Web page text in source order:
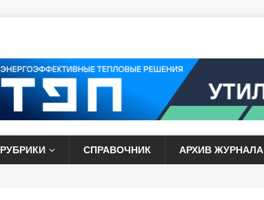
РУБРИКИ СПРАВОЧНИК АРХИВ ЖУРНАЛА